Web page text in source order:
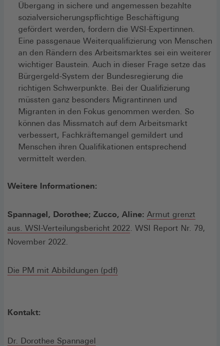
Übergang in sichere und angemessen bezahlte
sozialversicherungspflichtige Beschäftigung
gefördert werden, fordern die WSI-Expertinnen.
Eine passgenaue Weiterqualifizierung von Menschen
an den Rändern des Arbeitsmarktes sei ein weiterer
wichtiger Baustein. Auch in dieser Frage setze das
Bürgergeld-System der Bundesregierung die
richtigen Schwerpunkte. Bei der Qualifizierung
müssten ganz besonders Migrantinnen und
Migranten in den Fokus genommen werden. So
können das Missmatch auf dem Arbeitsmarkt
verbessert, Fachkräftemangel gemildert und
Menschen ihren Qualifikationen entsprechend
vermittelt werden.
Weitere Informationen:
Spannagel, Dorothee; Zucco, Aline: Armut grenzt
aus. WSI-Verteilungsbericht 2022 . WSI Report Nr. 79,
November 2022.
Die PM mit Abbildungen (pdf)
Kontakt:
Dr. Dorothee Spannagel